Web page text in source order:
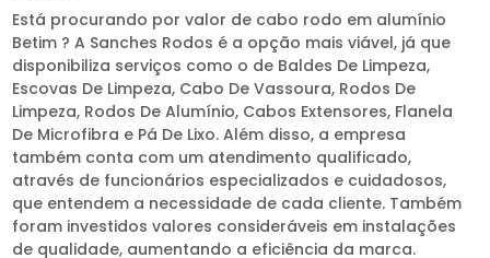
Está procurando por valor de cabo rodo em alumínio
Betim ? A Sanches Rodos é a opção mais viável, já que
disponibiliza serviços como o de Baldes De Limpeza,
Escovas De Limpeza, Cabo De Vassoura, Rodos De
Limpeza, Rodos De Alumínio, Cabos Extensores, Flanela
De Microfibra e Pá De Lixo. Além disso, a empresa
também conta com um atendimento qualificado,
através de funcionários especializados e cuidadosos,
que entendem a necessidade de cada cliente. Também
foram investidos valores consideráveis em instalações
de qualidade, aumentando a eficiência da marca.